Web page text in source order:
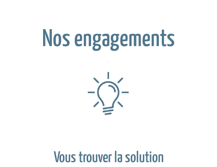
Nos engagements
Vous trouver la solution